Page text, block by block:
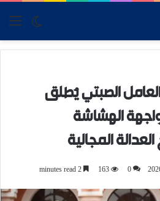
skin
الصبتي يُطلق
الهشاشة
المجالية
0
163